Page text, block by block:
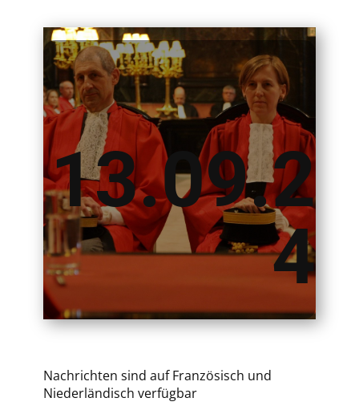
13.09.2
4
Nachrichten sind auf Französisch und
Niederländisch verfügbar